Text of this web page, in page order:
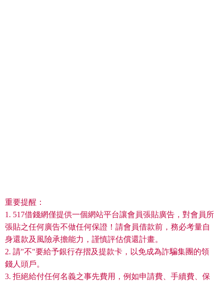
重要提醒：
1. 517借錢網僅提供一個網站平台讓會員張貼廣告，對會員所
張貼之任何廣告不做任何保證！請會員借款前，務必考量自
身還款及風險承擔能力，謹慎評估償還計畫。
2. 請"不"要給予銀行存摺及提款卡，以免成為詐騙集團的領
錢人頭戶。
3. 拒絕給付任何名義之事先費用，例如申請費、手續費、保